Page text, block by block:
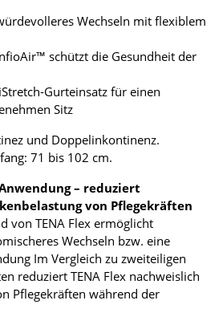
Wechseln mit flexiblem
schützt die Gesundheit der
Gurteinsatz für einen
Sitz
und Doppelinkontinenz.
71 bis 102 cm.
– reduziert
von Pflegekräften
von TENA Flex ermöglicht
Wechseln bzw. eine
Im Vergleich zu zweiteiligen
reduziert TENA Flex nachweislich
Pflegekräften während der